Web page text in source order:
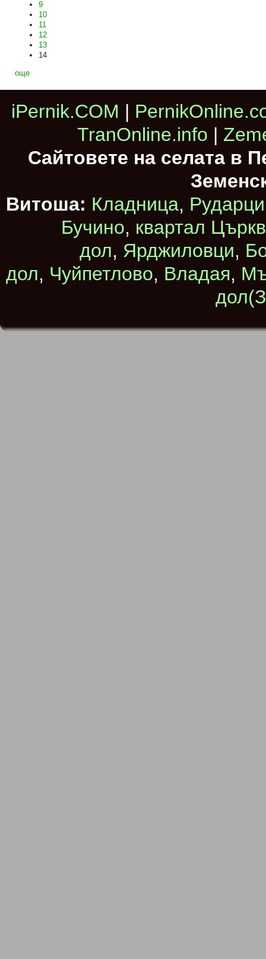
9
10
11
12
13
14
още
iPernik.COM |
TranOnline.info |
Сайтовете на селата в
Витоша: Кладница, Рударци
Бучино, квартал
дол, Ярджиловци,
дол, Чуйпетлово, Владая,